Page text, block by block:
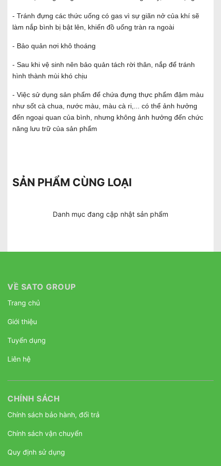
- Tránh đựng các thức uống có gas vì sự giãn nở của khí sẽ
làm nắp bình bị bật lên, khiến đồ uống tràn ra ngoài
- Bảo quản nơi khô thoáng
- Sau khi vệ sinh nên bảo quản tách rời thân, nắp để tránh
hình thành mùi khó chịu
- Việc sử dụng sản phẩm để chứa đựng thực phẩm đậm màu
như sốt cà chua, nước màu, màu cà ri,... có thể ảnh hưởng
đến ngoại quan của bình, nhưng không ảnh hưởng đến chức
năng lưu trữ của sản phẩm
SẢN PHẨM CÙNG LOẠI
Danh mục đang cập nhật sản phẩm
VỀ SATO GROUP
Trang chủ
Giới thiệu
Tuyển dụng
Liên hệ
CHÍNH SÁCH
Chính sách bảo hành, đổi trả
Chính sách vận chuyển
Quy định sử dụng